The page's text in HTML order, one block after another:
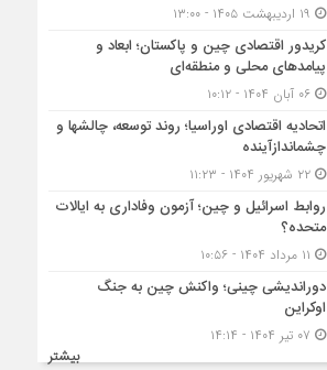
کریدور اقتصادی چین و پاکستان؛ ابعاد و
پیامدهای محلی و منطقه‌ای
۰۶ آبان ۱۴۰۴ - ۱۰:۱۲
اتحادیه اقتصادی اوراسیا؛ روند توسعه، چالشها و
چشماندازآینده
۲۲ شهریور ۱۴۰۴ - ۱۱:۲۳
روابط اسرائیل و چین؛ آزمون وفاداری به ایالات
متحده؟
دوراندیشی چینی؛ واکنش چین به جنگ
اوکراین
بیشتر